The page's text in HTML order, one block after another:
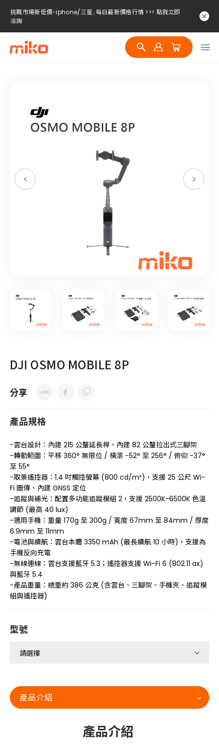
挑戰市場新低價-iphone/三星..每日最新價格行情 >>> 點我立即
洽詢
挑戰市場新低價-iphone/三星..每日最新價格行情 >>> 點我立即
洽詢
挑戰市場新低價-iphone/三星..每日最新價格行情 >>> 點我立即
DJI OSMO MOBILE 8P
分享
產品規格
-雲台設計：內建 215 公釐延長桿、內建 82 公釐拉出式三腳架
-轉動範圍：平移 360° 無限位 / 橫滾 -52° 至 256° / 俯仰 -37°
至 55°
-取景遙控器：1.4 吋觸控螢幕 (800 cd/m²)，支援 25 公尺 Wi-
Fi 圖傳、內建 GNSS 定位
-追蹤與補光：配置多功能追蹤模組 2，支援 2500K-6500K 色溫
調節 (最高 40 lux)
-適用手機：重量 170g 至 300g / 寬度 67mm 至 84mm / 厚度
6.9mm 至 11mm
-電池與續航：雲台本體 3350 mAh (最長續航 10 小時)，支援為
手機反向充電
-無線連線：雲台支援藍牙 5.3；遙控器支援 Wi-Fi 6 (802.11 ax)
與藍牙 5.4
-產品重量：總重約 386 公克 (含雲台、三腳架、手機夾、追蹤模
組與遙控器)
型號
產品介紹
產品介紹